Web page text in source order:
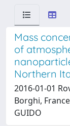
Mass
of
Northern
2016-01-01
Borghi,
GUIDO